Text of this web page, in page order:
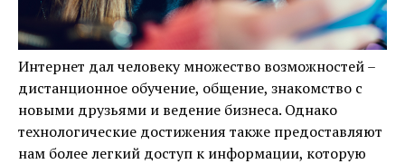
Интернет дал человеку множество возможностей –
дистанционное обучение, общение, знакомство с
новыми друзьями и ведение бизнеса. Однако
технологические достижения также предоставляют
нам более легкий доступ к информации, которую